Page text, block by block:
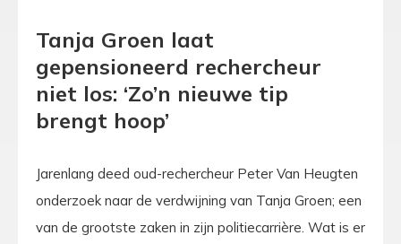
Tanja Groen laat
gepensioneerd rechercheur
niet los: ‘Zo’n nieuwe tip
brengt hoop’
Jarenlang deed oud-rechercheur Peter Van Heugten
onderzoek naar de verdwijning van Tanja Groen; een
van de grootste zaken in zijn politiecarrière. Wat is er